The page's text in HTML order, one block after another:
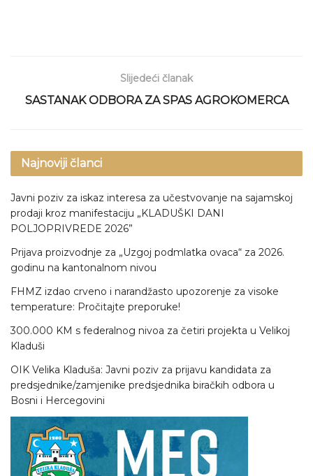
Slijedeći članak
SASTANAK ODBORA ZA SPAS AGROKOMERCA
Najnoviji članci
Javni poziv za iskaz interesa za učestvovanje na sajamskoj
prodaji kroz manifestaciju „KLADUŠKI DANI
POLJOPRIVREDE 2026”
Prijava proizvodnje za „Uzgoj podmlatka ovaca“ za 2026.
godinu na kantonalnom nivou
FHMZ izdao crveno i narandžasto upozorenje za visoke
temperature: Pročitajte preporuke!
300.000 KM s federalnog nivoa za četiri projekta u Velikoj
Kladuši
OIK Velika Kladuša: Javni poziv za prijavu kandidata za
predsjednike/zamjenike predsjednika biračkih odbora u
Bosni i Hercegovini